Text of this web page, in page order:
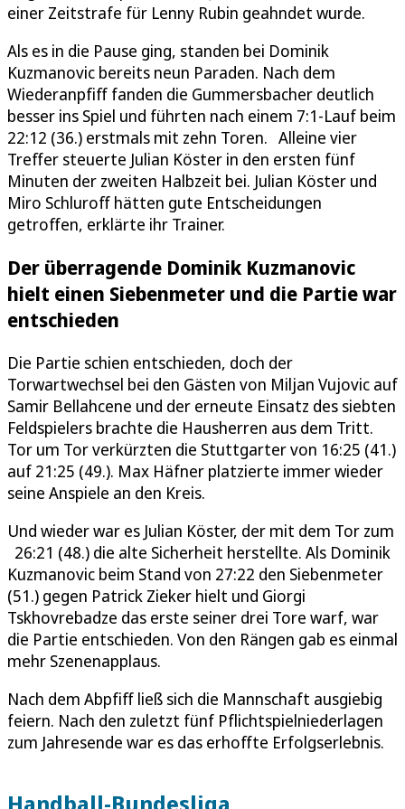
einer Zeitstrafe für Lenny Rubin geahndet wurde.
Als es in die Pause ging, standen bei Dominik
Kuzmanovic bereits neun Paraden. Nach dem
Wiederanpfiff fanden die Gummersbacher deutlich
besser ins Spiel und führten nach einem 7:1-Lauf beim
22:12 (36.) erstmals mit zehn Toren. Alleine vier
Treffer steuerte Julian Köster in den ersten fünf
Minuten der zweiten Halbzeit bei. Julian Köster und
Miro Schluroff hätten gute Entscheidungen
getroffen, erklärte ihr Trainer.
Der überragende Dominik Kuzmanovic
hielt einen Siebenmeter und die Partie war
entschieden
Die Partie schien entschieden, doch der
Torwartwechsel bei den Gästen von Miljan Vujovic auf
Samir Bellahcene und der erneute Einsatz des siebten
Feldspielers brachte die Hausherren aus dem Tritt.
Tor um Tor verkürzten die Stuttgarter von 16:25 (41.)
auf 21:25 (49.). Max Häfner platzierte immer wieder
seine Anspiele an den Kreis.
Und wieder war es Julian Köster, der mit dem Tor zum
26:21 (48.) die alte Sicherheit herstellte. Als Dominik
Kuzmanovic beim Stand von 27:22 den Siebenmeter
(51.) gegen Patrick Zieker hielt und Giorgi
Tskhovrebadze das erste seiner drei Tore warf, war
die Partie entschieden. Von den Rängen gab es einmal
mehr Szenenapplaus.
Nach dem Abpfiff ließ sich die Mannschaft ausgiebig
feiern. Nach den zuletzt fünf Pflichtspielniederlagen
zum Jahresende war es das erhoffte Erfolgserlebnis.
Handball-Bundesliga